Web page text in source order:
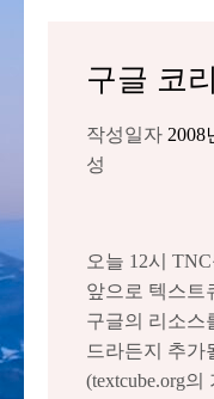
구글 코
작성일자 2008
성
오늘 12시
앞으로 텍스트
구글의 리소스
드라든지 추가
(textcube.org